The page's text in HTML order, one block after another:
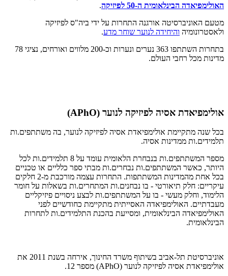
האולימפיאדה הבינלאומית ה-50 לפיזיקה
.
מטעם האוניברסיטה אורגנה התחרות על ידי ביה"ס לפיזיקה
ולאסטרונומיה והיחידה לנוער שוחר מדע.
בתחרות השתתפו 363 נערים ונערות וכ-200 מלווים ואורחים, נציגי 78
מדינות מכל רחבי העולם.
אולימפיאדת אסיה לפיזיקה לנוער (APhO)
בכל שנה מתקיימת אולימפיאדת אסיה לפיזיקה לנוער, בה משתתפים.ות
תלמידים.ות ממדינות אסיה.
מספר המשתתפים.ות בנבחרת הלאומית עומד על 8 תלמידים.ות לכל
היותר, כאשר המשתתפים.ות נבחרים.ות מבתי ספר כלליים או טכניים
בכל אחת מהמדינות המשתתפות. התחרות עצמה מורכבת מ-2 חלקים
עיקריים: חלק תיאורטי - בו נבחנים.ות המתחרים.ות בשאלות על חומר
הלימוד, וחלק מעשי - בו על המשתתפים.ות לבצע ניסויים פיזיקליים
מעבדתיים. האולימפיאדה האסייתית מתקיימת כחודשיים לפני
האולימפיאדה הבינלאומית, ומסייעת בהכנת התלמידים.ות לתחרות
הבינלאומית.
אוניברסיטת תל-אביב בשיתוף משרד החינוך, אירחה בשנת 2011 את
אולימפיאדת אסיה לפיזיקה לנוער (APhO) מספר 12.